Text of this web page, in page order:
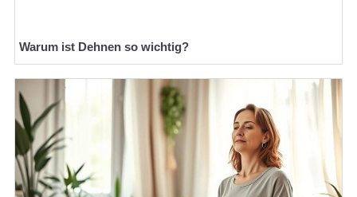
Warum ist Dehnen so wichtig?